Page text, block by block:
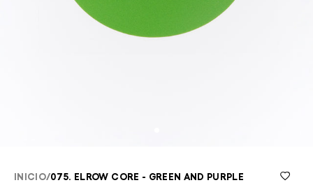
INICIO/075. ELROW CORE - GREEN AND PURPLE